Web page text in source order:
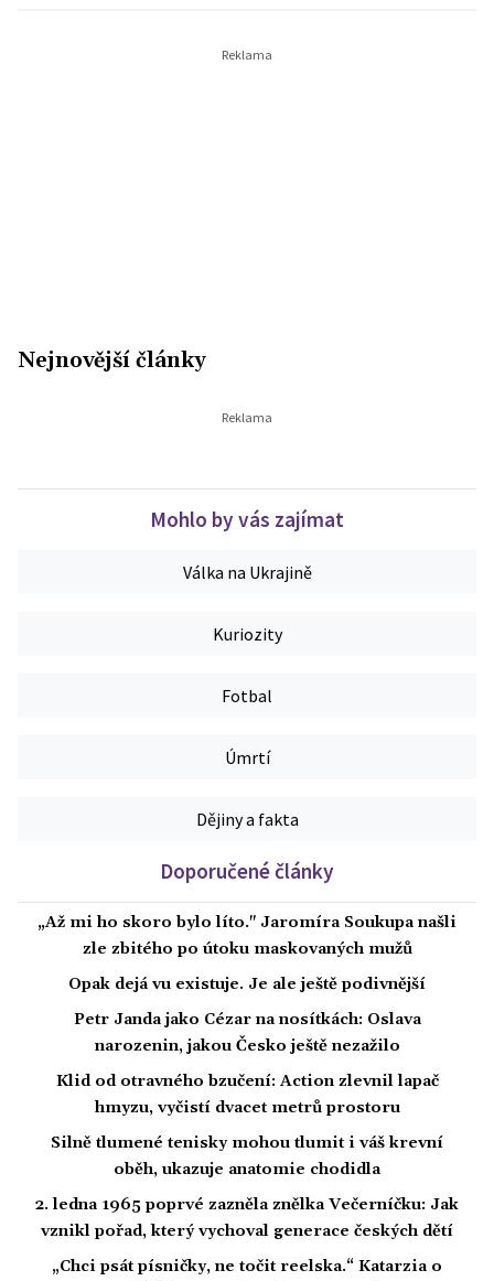
Nejnovější články
Mohlo by vás zajímat
Válka na Ukrajině
Kuriozity
Fotbal
Úmrtí
Dějiny a fakta
Doporučené články
„Až mi ho skoro bylo líto." Jaromíra Soukupa našli
zle zbitého po útoku maskovaných mužů
Opak dejá vu existuje. Je ale ještě podivnější
Petr Janda jako Cézar na nosítkách: Oslava
narozenin, jakou Česko ještě nezažilo
Klid od otravného bzučení: Action zlevnil lapač
hmyzu, vyčistí dvacet metrů prostoru
Silně tlumené tenisky mohou tlumit i váš krevní
oběh, ukazuje anatomie chodidla
2. ledna 1965 poprvé zazněla znělka Večerníčku: Jak
vznikl pořad, který vychoval generace českých dětí
„Chci psát písničky, ne točit reelska.“ Katarzia o